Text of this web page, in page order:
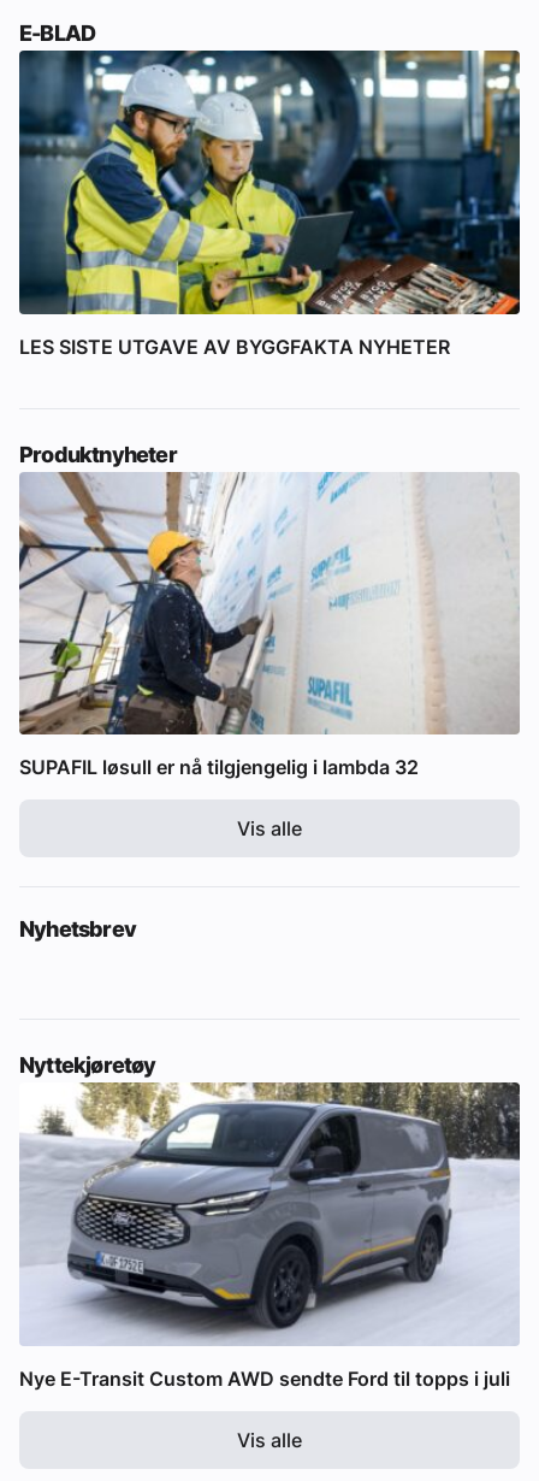
E-BLAD
LES SISTE UTGAVE AV BYGGFAKTA NYHETER
Produktnyheter
SUPAFIL løsull er nå tilgjengelig i lambda 32
Vis alle
Nyhetsbrev
Nyttekjøretøy
Nye E-Transit Custom AWD sendte Ford til topps i juli
Vis alle